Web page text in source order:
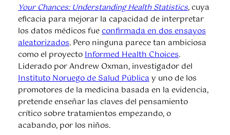
Your Chances: Understanding Health Statistics, cuya
eficacia para mejorar la capacidad de interpretar
los datos médicos fueconfirmada en dos ensayos
aleatorizados. Pero ninguna parece tan ambiciosa
como el proyectoInformed Health Choices.
Liderado por Andrew Oxman, investigador del
Instituto Noruego de Salud Públicay uno de los
promotores de la medicina basada en la evidencia,
pretende enseñar las claves del pensamiento
crítico sobre tratamientos empezando, o
acabando, por los niños.